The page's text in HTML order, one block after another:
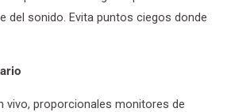
del sonido. Evita puntos ciegos donde
vivo, proporcionales monitores de